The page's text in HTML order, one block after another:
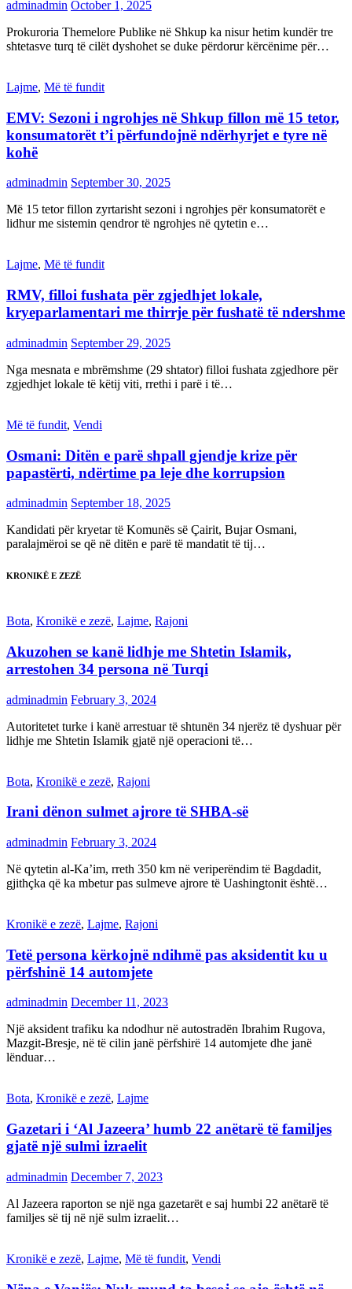
adminadmin October 1, 2025
Prokuroria Themelore Publike në Shkup ka nisur hetim kundër tre
shtetasve turq të cilët dyshohet se duke përdorur kërcënime për…
Lajme, Më të fundit
EMV: Sezoni i ngrohjes në Shkup fillon më 15 tetor,
konsumatorët t’i përfundojnë ndërhyrjet e tyre në
kohë
adminadmin September 30, 2025
Më 15 tetor fillon zyrtarisht sezoni i ngrohjes për konsumatorët e
lidhur me sistemin qendror të ngrohjes në qytetin e…
Lajme, Më të fundit
RMV, filloi fushata për zgjedhjet lokale,
kryeparlamentari me thirrje për fushatë të ndershme
adminadmin September 29, 2025
Nga mesnata e mbrëmshme (29 shtator) filloi fushata zgjedhore për
zgjedhjet lokale të këtij viti, rrethi i parë i të…
Më të fundit, Vendi
Osmani: Ditën e parë shpall gjendje krize për
papastërti, ndërtime pa leje dhe korrupsion
adminadmin September 18, 2025
Kandidati për kryetar të Komunës së Çairit, Bujar Osmani,
paralajmëroi se që në ditën e parë të mandatit të tij…
KRONIKË E ZEZË
Bota, Kronikë e zezë, Lajme, Rajoni
Akuzohen se kanë lidhje me Shtetin Islamik,
arrestohen 34 persona në Turqi
adminadmin February 3, 2024
Autoritetet turke i kanë arrestuar të shtunën 34 njerëz të dyshuar për
lidhje me Shtetin Islamik gjatë një operacioni të…
Bota, Kronikë e zezë, Rajoni
Irani dënon sulmet ajrore të SHBA-së
adminadmin February 3, 2024
Në qytetin al-Ka’im, rreth 350 km në veriperëndim të Bagdadit,
gjithçka që ka mbetur pas sulmeve ajrore të Uashingtonit është…
Kronikë e zezë, Lajme, Rajoni
Tetë persona kërkojnë ndihmë pas aksidentit ku u
përfshinë 14 automjete
adminadmin December 11, 2023
Një aksident trafiku ka ndodhur në autostradën Ibrahim Rugova,
Mazgit-Bresje, në të cilin janë përfshirë 14 automjete dhe janë
lënduar…
Bota, Kronikë e zezë, Lajme
Gazetari i ‘Al Jazeera’ humb 22 anëtarë të familjes
gjatë një sulmi izraelit
adminadmin December 7, 2023
Al Jazeera raporton se një nga gazetarët e saj humbi 22 anëtarë të
familjes së tij në një sulm izraelit…
Kronikë e zezë, Lajme, Më të fundit, Vendi